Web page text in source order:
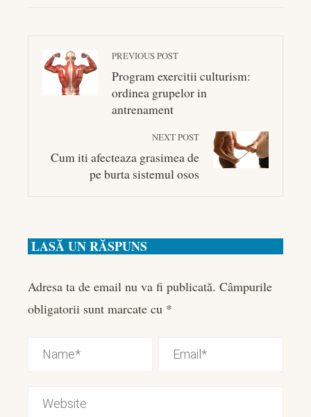
PREVIOUS POST
Program exercitii culturism:
ordinea grupelor in
antrenament
NEXT POST
Cum iti afecteaza grasimea de
pe burta sistemul osos
LASĂ UN RĂSPUNS
Adresa ta de email nu va fi publicată. Câmpurile
obligatorii sunt marcate cu *